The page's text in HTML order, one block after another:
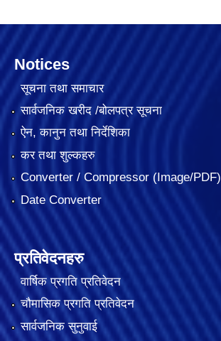
Notices
सूचना तथा समाचार
सार्वजनिक खरीद /बोलपत्र सूचना
ऐन, कानुन तथा निर्देशिका
कर तथा शुल्कहरु
Converter / Compressor (Image/PDF)
Date Converter
प्रतिवेदनहरु
वार्षिक प्रगति प्रतिवेदन
चौमासिक प्रगति प्रतिवेदन
सार्वजनिक सुनुवाई